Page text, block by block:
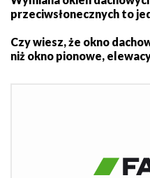
przeciwsłonecznych to
Czy wiesz, że okno
niż okno pionowe,